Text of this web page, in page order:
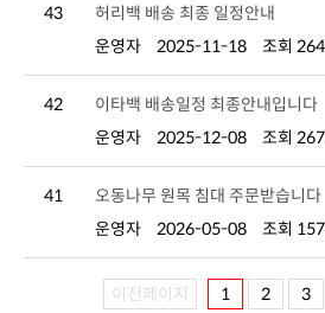
43
허리백 배송 최종 일정안내
운영자
2025-11-18 조회
42
이타백 배송일정 최종안내입니다
운영자
2025-12-08 조회
41
오동나무 원목 침대 주문받습니다
운영자
2026-05-08 조회
이전페이지 1 2 3